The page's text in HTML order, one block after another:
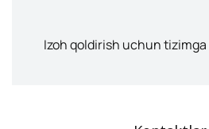
Izoh qoldirish uchun tizimga